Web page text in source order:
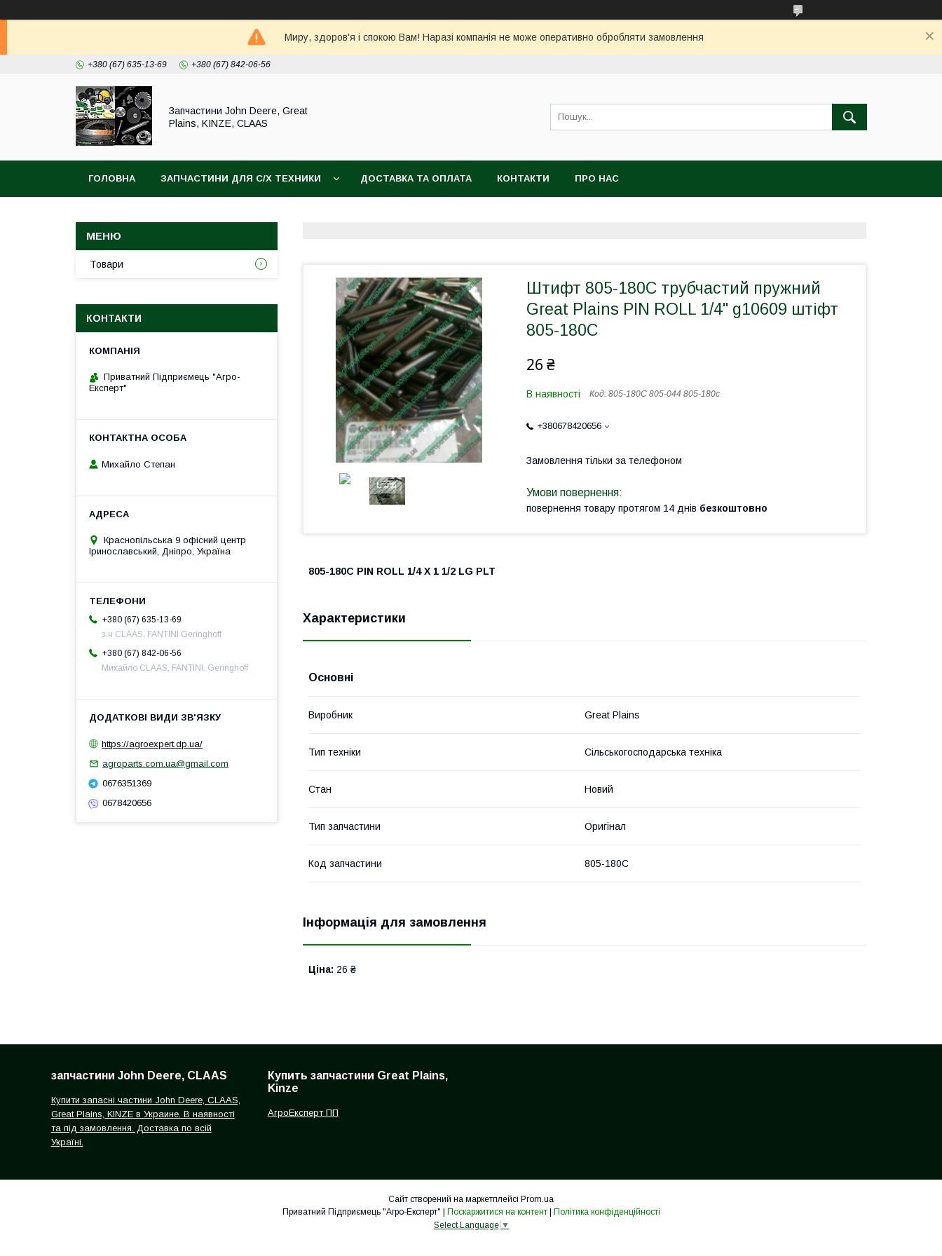
Миру, здоров'я і спокою Вам! Наразі компанія не може оперативно обробляти замовлення
+380 (67) 635-13-69 +380 (67) 842-06-56
Запчастини John Deere, Great
Plains, KINZE, CLAAS
ГОЛОВНА ЗАПЧАСТИНИ ДЛЯ С/Х ТЕХНИКИ ДОСТАВКА ТА ОПЛАТА КОНТАКТИ ПРО НАС
Штифт 805-180C трубчастий пружний
Great Plains PIN ROLL 1/4" g10609 штіфт
805-180С
26 ₴
В наявності Код: 805-180С 805-044 805-180с
+380678420656
Замовлення тільки за телефоном
повернення товару протягом 14 днів безкоштовно
805-180C PIN ROLL 1/4 X 1 1/2 LG PLT
Характеристики
Основні
Виробник Great Plains
Тип техніки Сільськогосподарська техніка
Стан Новий
Тип запчастини Оригінал
Код запчастини 805-180С
Інформація для замовлення
Ціна: 26 ₴
Товари
КОНТАКТИ
Приватний Підприємець "Агро-
Експерт"
Михайло Степан
Краснопільська 9 офісний центр
Іринославський, Дніпро, Україна
+380 (67) 635-13-69
з.ч CLAAS, FANTINI Geringhoff
+380 (67) 842-06-56
Михайло CLAAS, FANTINI. Geringhoff
https://agroexpert.dp.ua/
agroparts.com.ua@gmail.com
0676351369
0678420656
запчастини John Deere, CLAAS
Купити запасні частини John Deere, CLAAS,
Great Plains, KINZE в Украине. В наявності
та під замовлення. Доставка по всій
Україні.
Купить запчастини Great Plains,
Kinze
АгроЕксперт ПП
Сайт створений на маркетплейсі Prom.ua
Поскаржитися на контент
Політика конфіденційності
Select Language ▼